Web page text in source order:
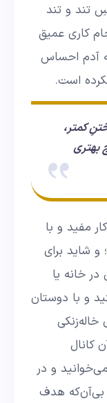
تند و تند
کاری عمیق
آدم احساس
است.
کمتر،
بهتری
مفید و با
شاید برای
خانه یا
و با دوستان
کانال
و در
بی‌آن‌که هدف